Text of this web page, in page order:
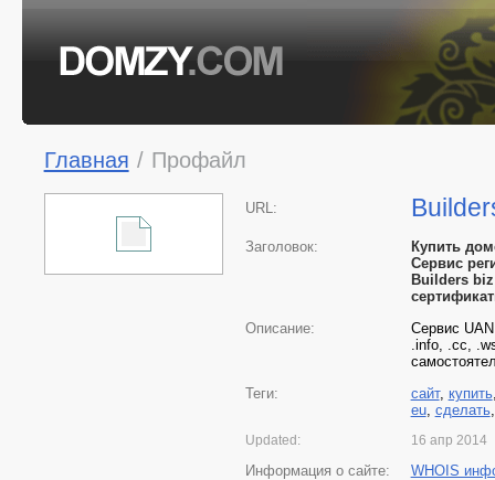
Главная / Профайл
URL:
Заголовок:
Купить
Сервис
Builders
Описание:
Сервис
.info, .cc,
Теги:
сайт, купить
eu, сделать
Updated: 16 апр 2014
Информация о сайте:
WHOIS